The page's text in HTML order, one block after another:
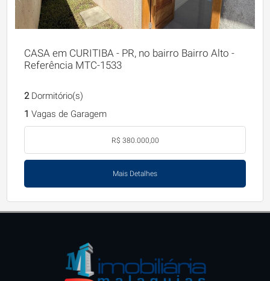
CASA em CURITIBA - PR, no bairro Bairro Alto -
Referência MTC-1533
2Dormitório(s)
1 Vagas de Garagem
R$ 380.000,00
Mais Detalhes